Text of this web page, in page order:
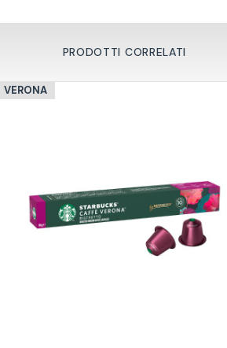
PRODOTTI CORRELATI
VERONA